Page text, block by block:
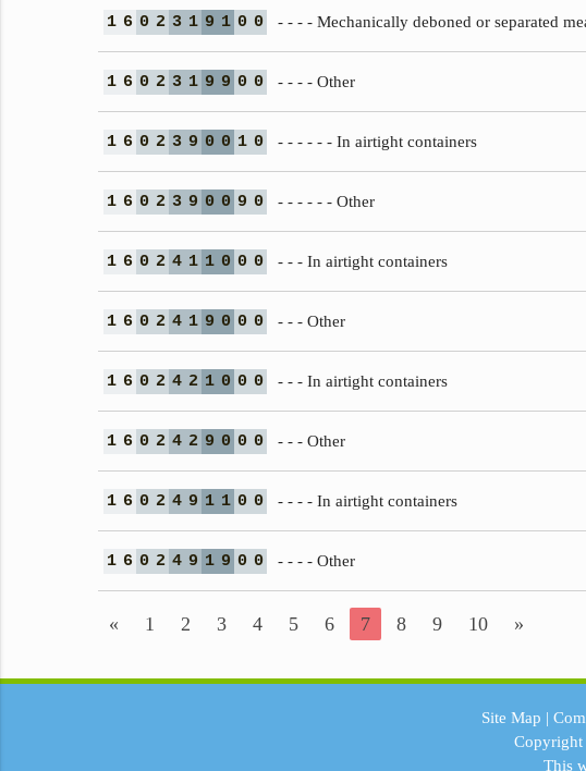
1 6 0 2 3 1 9 1 0 0 - - - - Mechanically deboned or separated
1 6 0 2 3 1 9 9 0 0 - - - - Other
1 6 0 2 3 9 0 0 1 0 - - - - - - In airtight containers
1 6 0 2 3 9 0 0 9 0 - - - - - - Other
1 6 0 2 4 1 1 0 0 0 - - - In airtight containers
1 6 0 2 4 1 9 0 0 0 - - - Other
1 6 0 2 4 2 1 0 0 0 - - - In airtight containers
1 6 0 2 4 2 9 0 0 0 - - - Other
1 6 0 2 4 9 1 1 0 0 - - - - In airtight containers
1 6 0 2 4 9 1 9 0 0 - - - - Other
« 1 2 3 4 5 6 7 8 9 10 »
Site Map |
This